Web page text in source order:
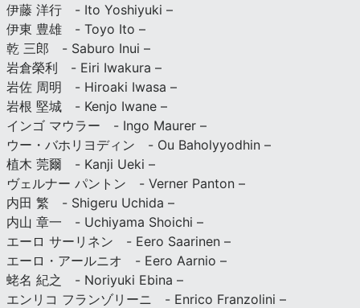
伊藤 洋行 - Ito Yoshiyuki –
伊東 豊雄 - Toyo Ito –
乾 三郎 - Saburo Inui –
岩倉榮利 - Eiri Iwakura –
岩佐 周明 - Hiroaki Iwasa –
岩根 堅城 - Kenjo Iwane –
インゴ マウラー - Ingo Maurer –
ウー・バホリヨディン - Ou Baholyyodhin –
植木 莞爾 - Kanji Ueki –
ヴェルナー パントン - Verner Panton –
内田 繁 - Shigeru Uchida –
内山 章一 - Uchiyama Shoichi –
エーロ サーリネン - Eero Saarinen –
エーロ・アールニオ - Eero Aarnio –
蛯名 紀之 - Noriyuki Ebina –
エンリコ フランゾリーニ - Enrico Franzolini –